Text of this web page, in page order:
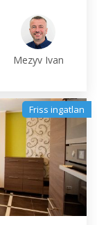
Mezyv Ivan
Friss ingatlan